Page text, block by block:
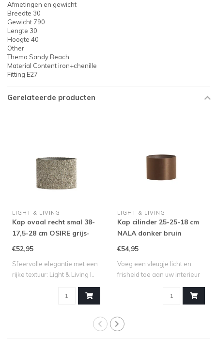
Afmetingen en gewicht
Breedte 30
Gewicht 790
Lengte 30
Hoogte 40
Other
Thema Sandy Beach
Material Content iron+chenille
Fitting E27
Gerelateerde producten
LIGHT & LIVING
Kap ovaal recht smal 38-
17,5-28 cm OSIRE grijs-
€52,95
Sfeervolle elegantie met een
rijke textuur: Light & Living l..
LIGHT & LIVING
Kap cilinder 25-25-18 cm
NALA donker bruin
€54,95
Voeg een vleugje licht en
frisheid toe aan uw interieur